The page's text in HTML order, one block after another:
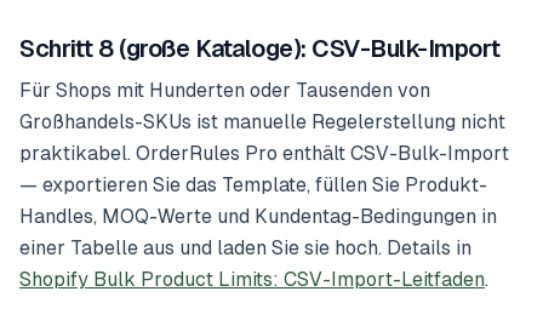
Schritt 8 (große Kataloge): CSV-Bulk-Import
Für Shops mit Hunderten oder Tausenden von
Großhandels-SKUs ist manuelle Regelerstellung nicht
praktikabel. OrderRules Pro enthält CSV-Bulk-Import
— exportieren Sie das Template, füllen Sie Produkt-
Handles, MOQ-Werte und Kundentag-Bedingungen in
einer Tabelle aus und laden Sie sie hoch. Details in
Shopify Bulk Product Limits: CSV-Import-Leitfaden.